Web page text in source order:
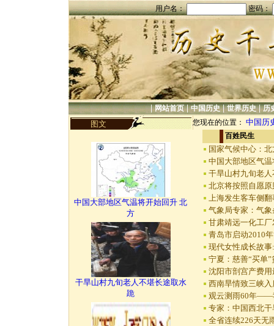
用户名： 密码：
|网站首页|中国历史|世界历史|历
图文 您现在的位置： 中国历
中国大部地区气温将开始回升 北
方
干旱山村九旬老人不堪长途取水
跪
百姓民生
国家气候中心：
中国大部地区气
干旱山村九旬老
北京将按照自愿
上海发生客车侧
气象局专家：气
甘肃靖远一化工
青岛市启动2010
现代女性成长故
宁夏：慈善“买单
沈阳市剖宫产费
西南旱情致三峡
观云测雨60年——
专家：中国西北
全省连续226天无